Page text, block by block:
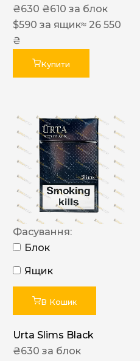
₴630 ₴610 за блок
$590 за ящик≈ 26 550
₴
Купити
Фасування:
Блок
Ящик
В Кошик
Urta Slims Black
₴630 за блок